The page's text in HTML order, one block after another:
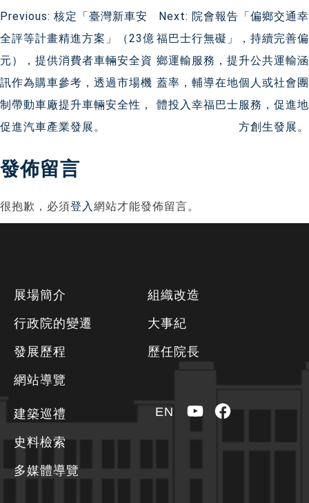
文
章
導
覽
Previous: 核定「臺灣新車安
全評等計畫精進方案」（23億
元），提供消費者車輛安全資
訊作為購車參考，透過市場機
制帶動車廠提升車輛安全性，
促進汽車產業發展。
Next: 院會報告「偏鄉交通幸
福巴士行無礙」，持續完善偏
鄉運輸服務，提升公共運輸涵
蓋率，輔導在地個人或社會團
體投入幸福巴士服務，促進地
方創生發展。
發佈留言
很抱歉，必須登入網站才能發佈留言。
展場簡介
行政院的變遷
發展歷程
網站導覽
組織改造
大事紀
歷任院長
建築巡禮
史料檢索
多媒體導覽
EN YouTubeFacebook